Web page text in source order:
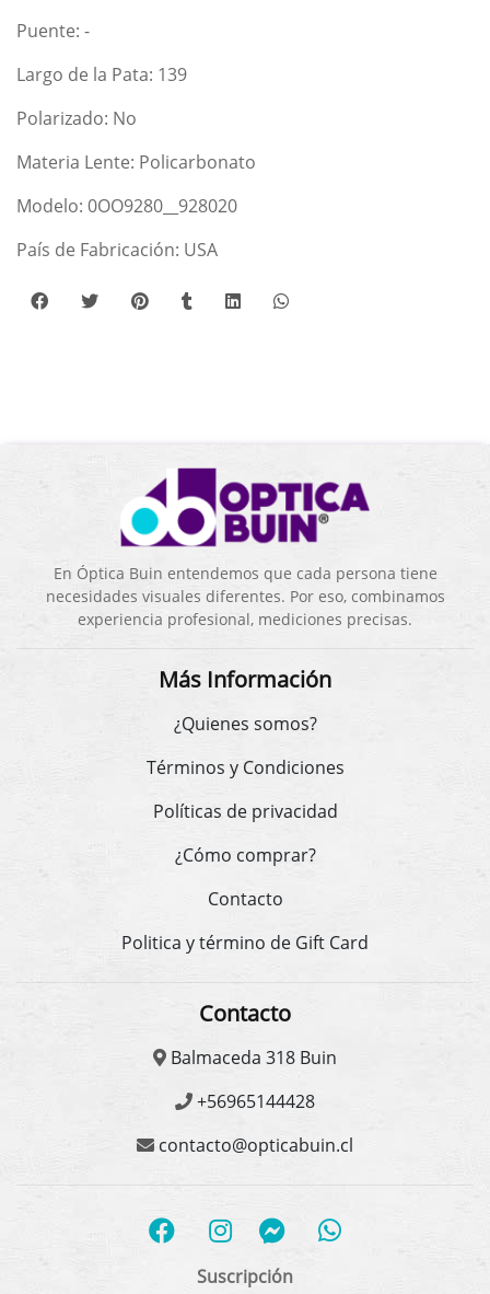
Puente: -
Largo de la Pata: 139
Polarizado: No
Materia Lente: Policarbonato
Modelo: 0OO9280__928020
País de Fabricación: USA
En Óptica Buin entendemos que cada persona tiene
necesidades visuales diferentes. Por eso, combinamos
experiencia profesional, mediciones precisas.
Más Información
¿Quienes somos?
Términos y Condiciones
Políticas de privacidad
¿Cómo comprar?
Contacto
Politica y término de Gift Card
Contacto
Balmaceda 318 Buin
+56965144428
contacto@opticabuin.cl
Suscripción